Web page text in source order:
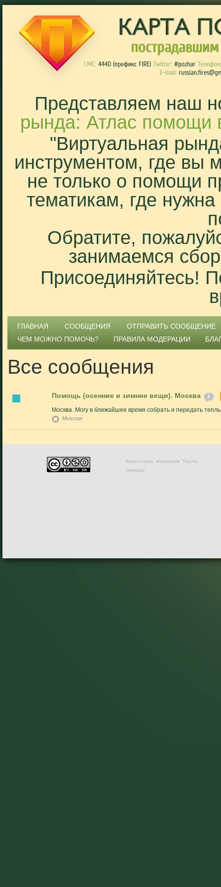
Представляем наш
рында: Атлас помощи
"Виртуальная
инструментом, где вы
не только о помощи
тематикам, где
Обратите,
занимаемся
Присоединяйтесь!
ГЛАВНАЯ СООБЩЕНИЯ
ОТПРАВИТЬ СООБЩЕНИЕ
ЧЕМ МОЖНО ПОМОЧЬ?
ПРАВИЛА МОДЕРАЦИИ
Все сообщения
Помощь (осенние и зимние вещи). Москва 1
Москва. Могу в ближайшее время собрать и передать
Moscow
Волонтеры, коллектив "Карты
помощи"